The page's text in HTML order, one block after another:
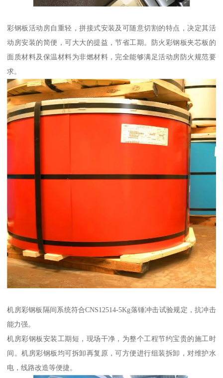
彩钢板活动房自重轻，拼接式安装及可随意切割的特点，决定其活
动房安装的简便，可大大的提益，节省工期。防火彩钢板夹芯板的
面质材料及保温材料为非燃材料，完全能够满足活动房防火规范要
求。
机房彩钢板隔间系统符合CNS12514-5Kg落锤冲击试验规定，抗冲击
能力强。
机房彩钢板安装工期短，现场干净，为整个工程节约宝贵的施工时
间。机房彩钢板均可拆卸再复原，可方便进行组装拆卸，对维护水
电，线路改造等便捷。